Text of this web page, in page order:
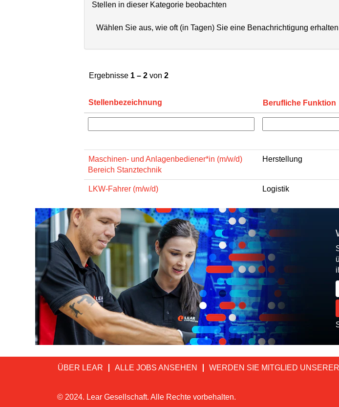
Stellen in dieser Kategorie beobachten
Wählen Sie aus, wie oft (in Tagen) Sie eine Benachrichtigung
Ergebnisse 1 – 2 von 2
Stellenbezeichnung Berufliche Funktion
Maschinen- und Anlagenbediener*in (m/w/d)
Bereich Stanztechnik
Herstellung
LKW-Fahrer (m/w/d) Logistik
ÜBER LEAR ALLE JOBS ANSEHEN WERDEN SIE MITGLIED
© 2024. Lear Gesellschaft. Alle Rechte vorbehalten.